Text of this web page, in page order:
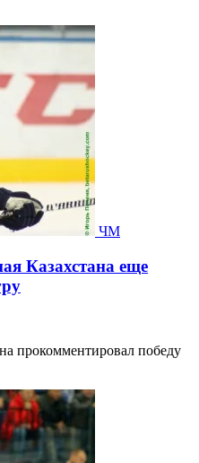
ЧМ
Казахстана еще
прокомментировал победу